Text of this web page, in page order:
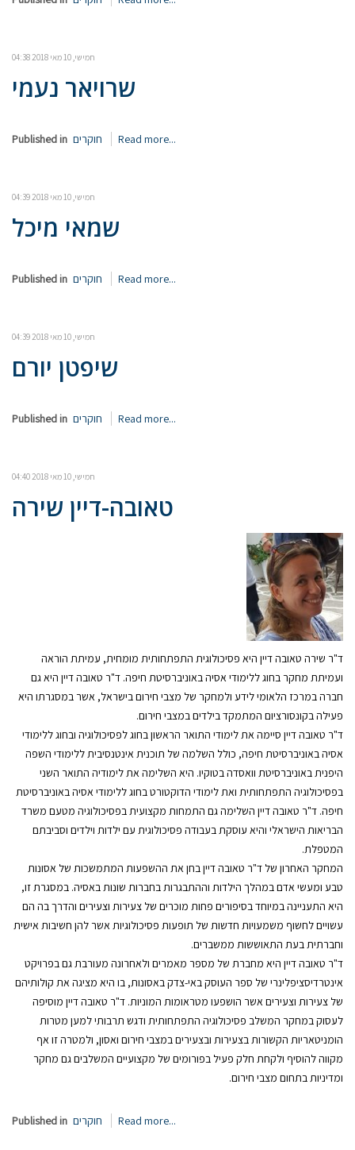
חמישי, 10 מאי 2018 04:38
שרויאר נעמי
Published in חוקרים Read more...
חמישי, 10 מאי 2018 04:39
שמאי מיכל
Published in חוקרים Read more...
חמישי, 10 מאי 2018 04:39
שיפטן יורם
Published in חוקרים Read more...
חמישי, 10 מאי 2018 04:40
טאובה-דיין שירה
ד"ר שירה טאובה דיין היא פסיכולוגית התפתחותית מומחית, עמיתת הוראה
ועמיתת מחקר בחוג ללימודי אסיה באוניברסיטת חיפה. ד"ר טאובה דיין היא גם
חברה במרכז הלאומי לידע ולמחקר של מצבי חירום בישראל, אשר במסגרתו היא
פעילה בקונסורציום המתמקד בילדים במצבי חירום.
ד"ר טאובה דיין סיימה את לימודי התואר הראשון בחוג לפסיכולוגיה ובחוג ללימודי
אסיה באוניברסיטת חיפה, כולל השלמה של תוכנית אינטנסיבית ללימודי השפה
היפנית באוניברסיטת וואסדה בטוקיו. היא השלימה את לימודיה התואר השני
בפסיכולוגיה התפתחותית ואת לימודי הדוקטורט בחוג ללימודי אסיה באוניברסיטת
חיפה. ד"ר טאובה דיין השלימה גם התמחות מקצועית בפסיכולוגיה מטעם משרד
הבריאות הישראלי והיא עוסקת בעבודה פסיכולוגית עם ילדות וילדים וסביבתם
המטפלת.
המחקר האחרון של ד"ר טאובה דיין בחן את ההשפעות המתמשכות של אסונות
טבע ומעשי אדם במהלך הילדות וההתבגרות בחברות שונות באסיה. במסגרת זו,
היא התעניינה במיוחד בסיפורים פחות מוכרים של צעירות וצעירים והדרך בה הם
עשויים לחשוף משמעויות חדשות של תופעות פסיכולוגיות אשר להן חשיבות אישית
וחברתית בעת התאוששות ממשברים.
ד"ר טאובה דיין היא מחברת של מספר מאמרים ולאחרונה מעורבת גם בפרויקט
אינטרדיסציפלינרי של ספר העוסק באי-צדק באסונות, בו היא מציגה את קולותיהם
של צעירות וצעירים אשר הושפעו מטראומות המוניות. ד"ר טאובה דיין מוסיפה
לעסוק במחקר המשלב פסיכולוגיה התפתחותית ודגש תרבותי למען מטרות
הומניטאריות הקשורות בצעירות ובצעירים במצבי חירום ואסון, ולמטרה זו אף
מקווה להוסיף ולקחת חלק פעיל בפורומים של מקצועיים המשלבים גם מחקר
ומדיניות בתחום מצבי חירום.
Published in חוקרים Read more...